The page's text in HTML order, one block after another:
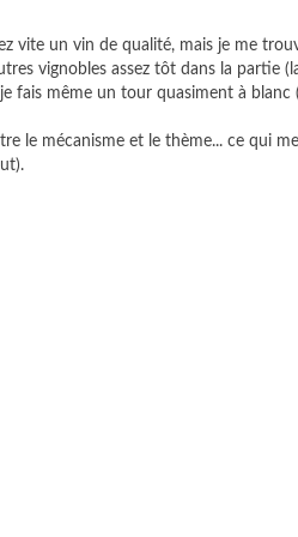
vite un vin de qualité, mais je me
vignobles assez tôt dans la partie
fais même un tour quasiment à blanc
le mécanisme et le thème... ce qui